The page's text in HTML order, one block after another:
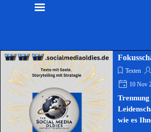
Texten
10 Nov
Trennung
wie es